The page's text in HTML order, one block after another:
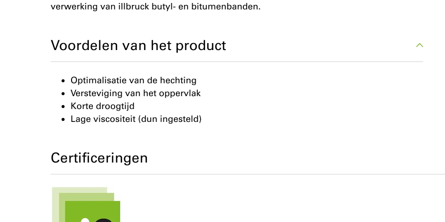
verwerking van illbruck butyl- en bitumenbanden.
Voordelen van het product
Optimalisatie van de hechting
Versteviging van het oppervlak
Korte droogtijd
Lage viscositeit (dun ingesteld)
Certificeringen